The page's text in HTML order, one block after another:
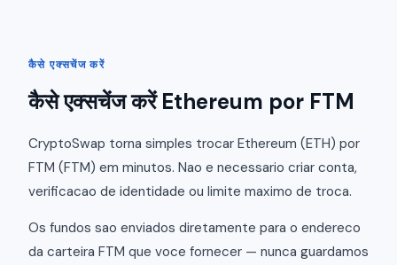
कैसे एक्सचेंज करें
कैसे एक्सचेंज करें Ethereum por FTM
CryptoSwap torna simples trocar Ethereum (ETH) por
FTM (FTM) em minutos. Nao e necessario criar conta,
verificacao de identidade ou limite maximo de troca.
Os fundos sao enviados diretamente para o endereco
da carteira FTM que voce fornecer — nunca guardamos